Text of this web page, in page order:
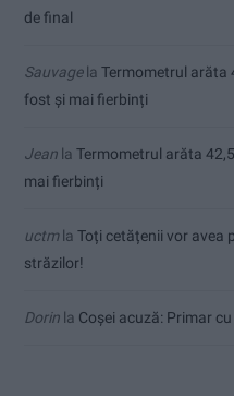
de final
Sauvagela Termometrul arăta
fost și mai fierbinți
Jean la Termometrul arăta
mai fierbinți
uctmla Toți cetățenii vor avea
străzilor!
Dorin la Coșei acuză: Primar